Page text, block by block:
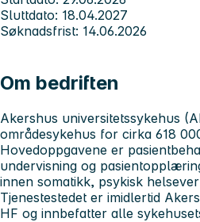
Sluttdato: 18.04.2027
Søknadsfrist: 14.06.2026
Om bedriften
Akershus universitetssykehus
områdesykehus for cirka 618
Hovedoppgavene er
undervisning og
innen somatikk, psykisk
Tjenestestedet er imidlertid
HF og innbefatter alle